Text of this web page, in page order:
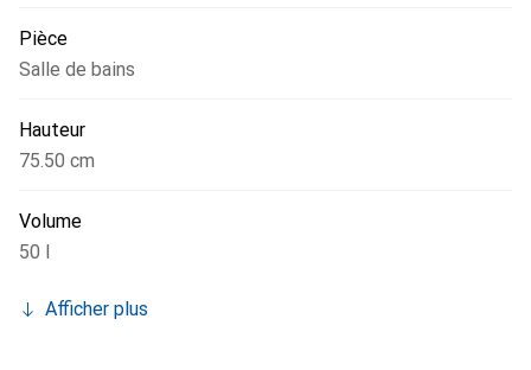
Pièce
Salle de bains
Hauteur
75.50 cm
Volume
50 l
Afficher plus